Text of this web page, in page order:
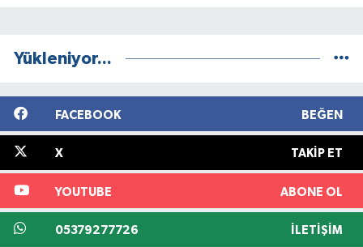
Yükleniyor...
FACEBOOK BEĞEN
X TAKIP ET
YOUTUBE ABONE OL
05379277726 İLETIŞIM